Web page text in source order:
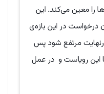
را معین می‌کند. این
درخواست در این بازه‌ی
مرتفع شود پس
این رویاست و در عمل